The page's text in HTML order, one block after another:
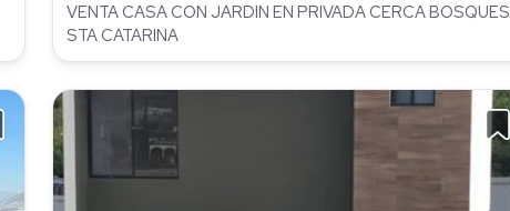
VENTA CASA CON JARDIN EN PRIVADA CERCA BOSQUES
STA CATARINA